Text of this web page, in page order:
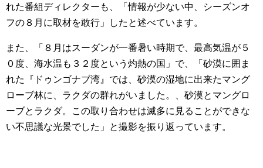
れた番組ディレクターも、「情報が少ない中、シーズンオ
フの８月に取材を敢行」したと述べています。
また、「８月はスーダンが一番暑い時期で、最高気温が５
０度、海水温も３２度という灼熱の国」で、「砂漠に囲ま
れた『ドゥンゴナブ湾』では、砂漠の湿地に出来たマング
ローブ林に、ラクダの群れがいました。、砂漠とマングロ
ーブとラクダ。この取り合わせは滅多に見ることができな
い不思議な光景でした」と撮影を振り返っています。